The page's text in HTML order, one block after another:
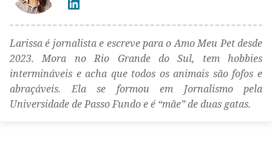
Larissa é jornalista e escreve para o Amo Meu Pet desde
2023. Mora no Rio Grande do Sul, tem hobbies
intermináveis e acha que todos os animais são fofos e
abraçáveis. Ela se formou em Jornalismo pela
Universidade de Passo Fundo e é “mãe” de duas gatas.